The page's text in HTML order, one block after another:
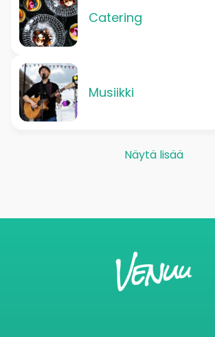
Catering
Musiikki
Näytä lisää